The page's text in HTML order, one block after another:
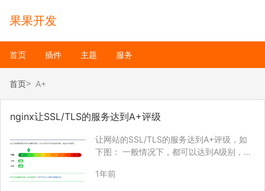
果果开发
首页 插件 主题 服务
首页 A+
nginx让SSL/TLS的服务达到A+评级
让网站的SSL/TLS的服务达到A+评级，如
下图： 一般情况下，都可以达到A级别，如
才可以达到A+评级。 开启HSTS后能够提升
1年前